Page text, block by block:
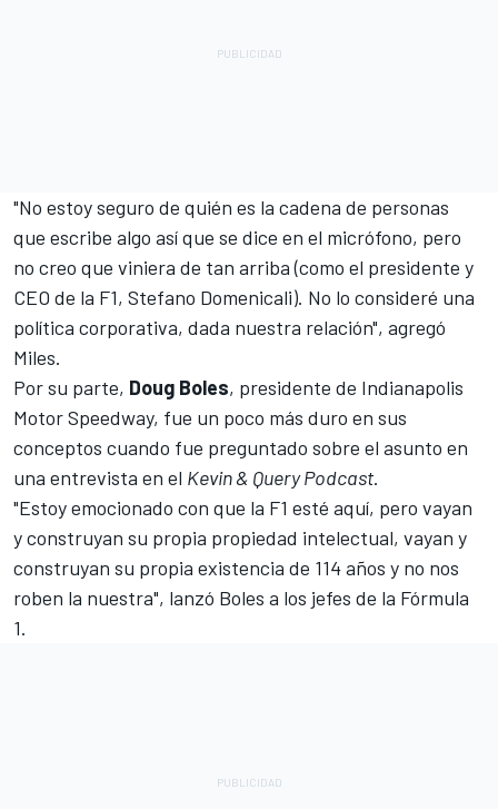
"No estoy seguro de quién es la cadena de personas
que escribe algo así que se dice en el micrófono, pero
no creo que viniera de tan arriba (como el presidente y
CEO de la F1, Stefano Domenicali). No lo consideré una
política corporativa, dada nuestra relación", agregó
Miles.
Por su parte, Doug Boles, presidente de Indianapolis
Motor Speedway, fue un poco más duro en sus
conceptos cuando fue preguntado sobre el asunto en
una entrevista en el Kevin & Query Podcast.
"Estoy emocionado con que la F1 esté aquí, pero vayan
y construyan su propia propiedad intelectual, vayan y
construyan su propia existencia de 114 años y no nos
roben la nuestra", lanzó Boles a los jefes de la Fórmula
1.